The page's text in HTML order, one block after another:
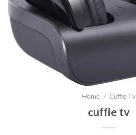
Home / Cuffie Tv
cuffie tv